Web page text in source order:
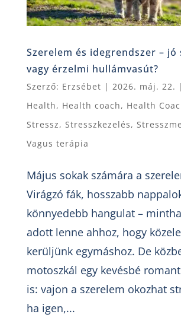
Szerelem és idegrendszer – jó
vagy érzelmi hullámvasút?
Szerző: Erzsébet | 2026. máj. 22. |
Health, Health coach, Health
Stressz, Stresszkezelés,
Vagus terápia
Május sokak számára a
Virágzó fák, hosszabb
könnyedebb hangulat –
adott lenne ahhoz, hogy
kerüljünk egymáshoz. De
motoszkál egy kevésbé
is: vajon a szerelem okozhat
ha igen,...